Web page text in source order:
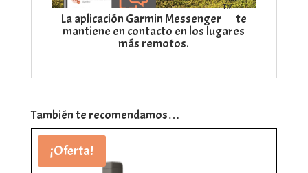
La aplicación Garmin Messenger
™
te
mantiene en contacto en los lugares
más remotos.
También te recomendamos…
¡Oferta!